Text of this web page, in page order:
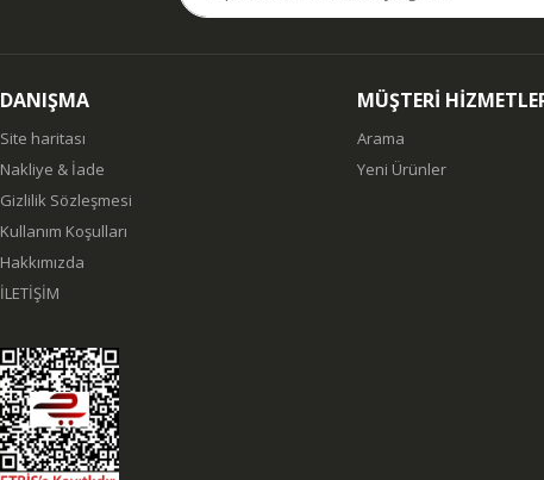
DANIŞMA
Site haritası
Nakliye & İade
Gizlilik Sözleşmesi
Kullanım Koşulları
Hakkımızda
İLETİŞİM
MÜŞTERİ
Arama
Yeni Ürünler